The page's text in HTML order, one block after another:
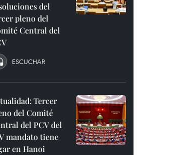
del
pleno del
Central del
ESCUCHAR
Tercer
del Comité
del PCV del
mandato tiene
en Hanoi